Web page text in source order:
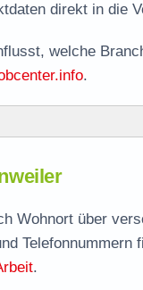
direkt in die
welche
.
Wohnort über
.